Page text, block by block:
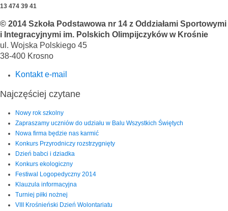
13 474 39 41
© 2014 Szkoła Podstawowa nr 14 z Oddziałami Sportowymi
i Integracyjnymi im. Polskich Olimpijczyków w Krośnie
ul. Wojska Polskiego 45
38-400 Krosno
Kontakt e-mail
Najczęściej czytane
Nowy rok szkolny
Zapraszamy uczniów do udziału w Balu Wszystkich Świętych
Nowa firma będzie nas karmić
Konkurs Przyrodniczy rozstrzygnięty
Dzień babci i dziadka
Konkurs ekologiczny
Festiwal Logopedyczny 2014
Klauzula informacyjna
Turniej piłki nożnej
VIII Krośnieński Dzień Wolontariatu